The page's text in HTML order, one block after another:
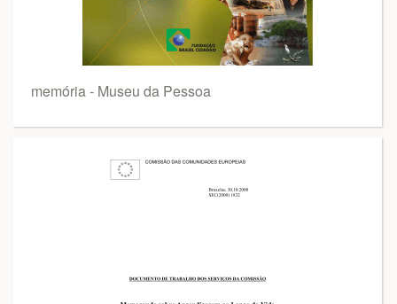
memória - Museu da Pessoa